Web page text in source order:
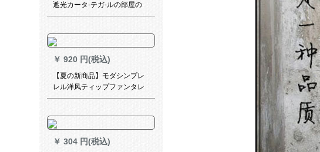
遮光カータ-テガ-ルの部屋の
リ-ビングリムのサンバーカザ
￥ 920 円(税込)
【夏の新商品】モダシンプレ
レル洋风ティップファンタレ
ンディップ·レンダリング·ルー
ング外窓既制カーテッジ・ク
レアラスメント开花-ブラジル
1.5メトル*2.7幅
￥ 304 円(税込)